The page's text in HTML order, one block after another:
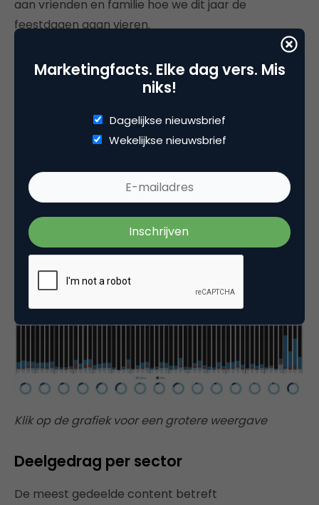
aan vrienden en familie hoe we dit jaar de
feestdagen gaan vieren.
Ook bij sportartikelen wordt veel gedeeld via open
platforms. We laten nu eenmaal graag zien hoe
goed te zien. Interessant is verder het afnemende
aandeel van ‘dark social’ infinancial services
tweeten over hypotheken? Een andere optie zou
het verbeterende economische klimaat kunnen
zijn, waardoor we makkelijker praten over financiën.
Klik op de grafiek voor een grotere weergave
Deelgedrag per sector
De meest gedeelde content betreft
Marketingfacts. Elke dag vers. Mis
niks!
Dagelijkse nieuwsbrief
Wekelijkse nieuwsbrief